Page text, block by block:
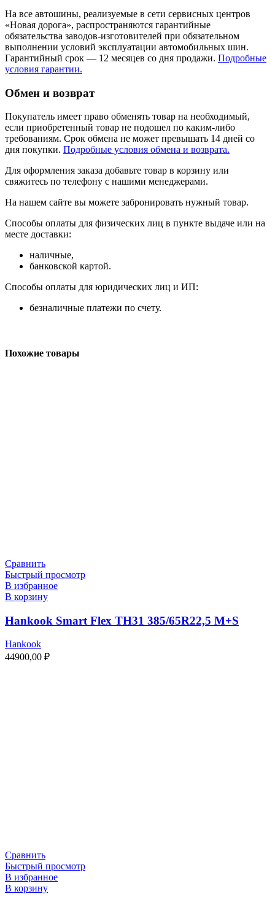
На все автошины, реализуемые в сети сервисных центров
«Новая дорога», распространяются гарантийные
обязательства заводов-изготовителей при обязательном
выполнении условий эксплуатации автомобильных шин.
Гарантийный срок — 12 месяцев со дня продажи. Подробные
условия гарантии.
Обмен и возврат
Покупатель имеет право обменять товар на необходимый,
если приобретенный товар не подошел по каким-либо
требованиям. Срок обмена не может превышать 14 дней со
дня покупки. Подробные условия обмена и возврата.
Для оформления заказа добавьте товар в корзину или
свяжитесь по телефону с нашими менеджерами.
На нашем сайте вы можете забронировать нужный товар.
Способы оплаты для физических лиц в пункте выдаче или на
месте доставки:
наличные,
банковской картой.
Способы оплаты для юридических лиц и ИП:
безналичные платежи по счету.
Похожие товары
Сравнить
Быстрый просмотр
В избранное
В корзину
Hankook Smart Flex TH31 385/65R22,5 M+S
Hankook
44900,00 ₽
Сравнить
Быстрый просмотр
В избранное
В корзину